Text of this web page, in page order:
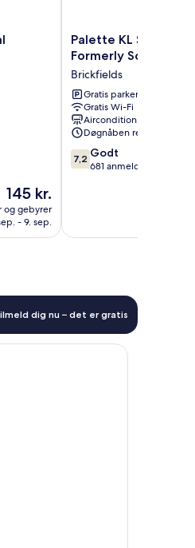
Prisen
er
145 kr.
145 kr.
og gebyrer
- 9. sep.
Palette
KL
Station
Formerly
Scott
Hotel
Brickfields
Palette KL Sentral
Formerly Scott
Brickfields
Gratis parkering
Gratis Wi-Fi
Aircondition
Døgnåben reception
7.2
ud
anmeldelser
7,2 Godt
681 anmeldelser
dig nu – det er gratis